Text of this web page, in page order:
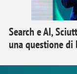
Search e AI,
una questione di